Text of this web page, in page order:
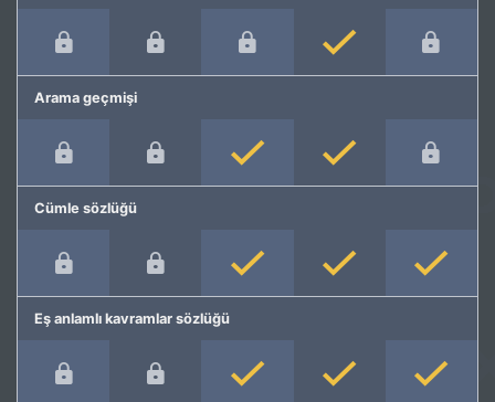
Arama geçmişi
Cümle sözlüğü
Eş anlamlı kavramlar sözlüğü